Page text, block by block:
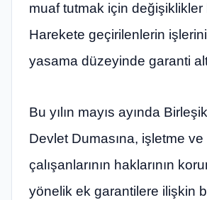
muaf tutmak için değişiklikler
Harekete geçirilenlerin
yasama düzeyinde garanti
Bu yılın mayıs ayında
Devlet Dumasına, işletme
çalışanlarının haklarının
yönelik ek garantilere ilişkin